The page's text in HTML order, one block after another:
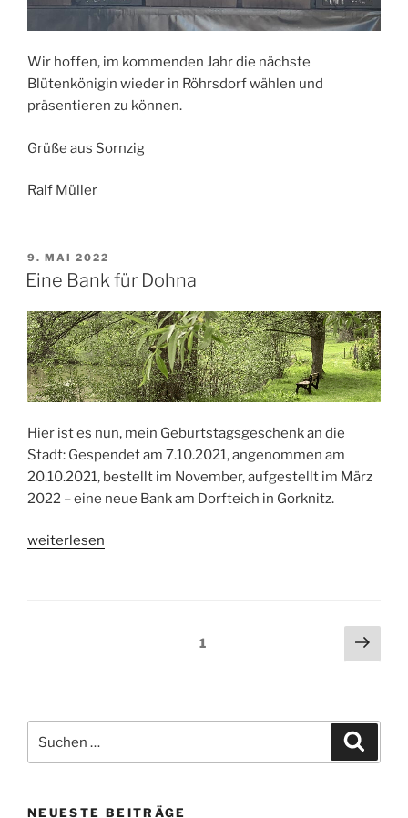
Wir hoffen, im kommenden Jahr die nächste
Blütenkönigin wieder in Röhrsdorf wählen und
präsentieren zu können.
Grüße aus Sornzig
Ralf Müller
VERÖFFENTLICHT
AM
9. MAI 2022
Eine Bank für Dohna
Hier ist es nun, mein Geburtstagsgeschenk an die
Stadt: Gespendet am 7.10.2021, angenommen am
20.10.2021, bestellt im November, aufgestellt im März
2022 – eine neue Bank am Dorfteich in Gorknitz.
„Eine
weiterlesen
Seite1
nach:
NEUESTE BEITRÄGE